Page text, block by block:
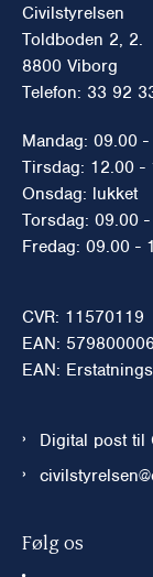
Civilstyrelsen
Toldboden 2, 2.
8800 Viborg
Telefon: 33 92
Mandag: 09.00
Tirsdag: 12.00 -
Onsdag: lukket
Torsdag: 09.00
Fredag: 09.00 -
CVR: 11570119
EAN:
EAN:
Digital post til
Følg os